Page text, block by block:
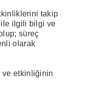
takip
ile ilgili bilgi ve
süreç
olarak
ve etkinliğinin